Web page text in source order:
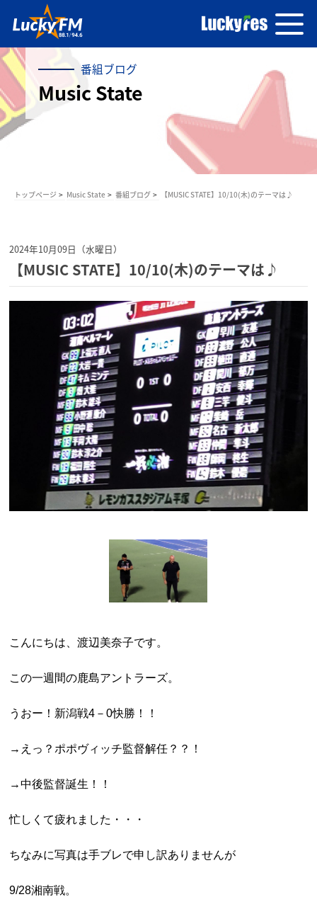
番組ブログ
Music State
トップページ Music State 番組ブログ 【MUSIC STATE】10/10(木)のテーマは♪
2024年10月09日（水曜日）
【MUSIC STATE】10/10(木)のテーマは♪
こんにちは、渡辺美奈子です。
この一週間の鹿島アントラーズ。
うおー！新潟戦4－0快勝！！
→えっ？ポポヴィッチ監督解任？？！
→中後監督誕生！！
忙しくて疲れました・・・
ちなみに写真は手ブレで申し訳ありませんが
9/28湘南戦。